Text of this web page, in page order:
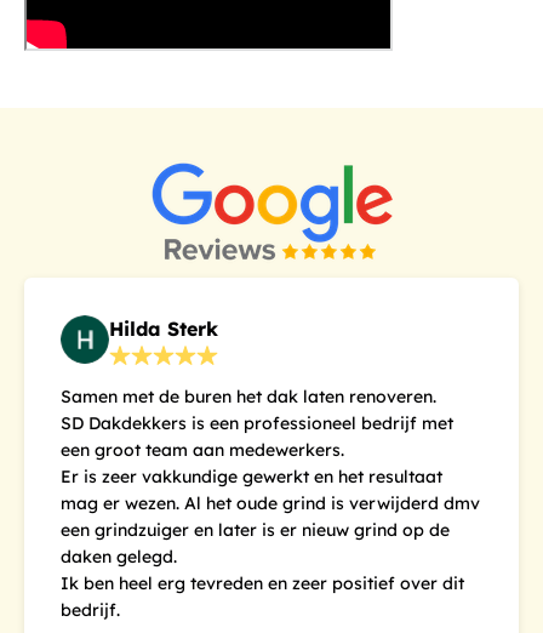
Hilda Sterk
Samen met de buren het dak laten renoveren.
SD Dakdekkers is een professioneel bedrijf met
een groot team aan medewerkers.
Er is zeer vakkundige gewerkt en het resultaat
mag er wezen. Al het oude grind is verwijderd dmv
een grindzuiger en later is er nieuw grind op de
daken gelegd.
Ik ben heel erg tevreden en zeer positief over dit
bedrijf.